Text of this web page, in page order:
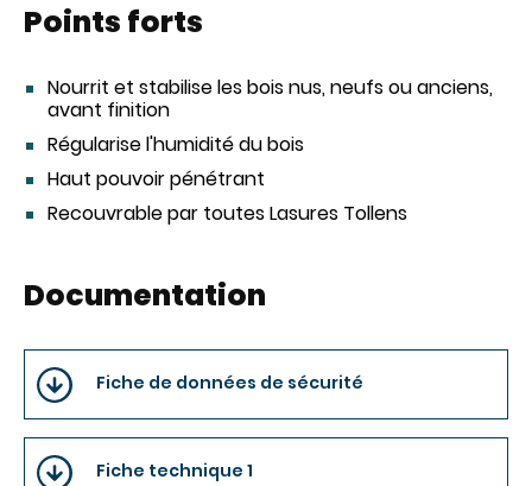
Points forts
Nourrit et stabilise les bois nus, neufs ou anciens,
avant finition
Régularise l'humidité du bois
Haut pouvoir pénétrant
Recouvrable par toutes Lasures Tollens
Documentation
Fiche de données de sécurité
Fiche technique 1